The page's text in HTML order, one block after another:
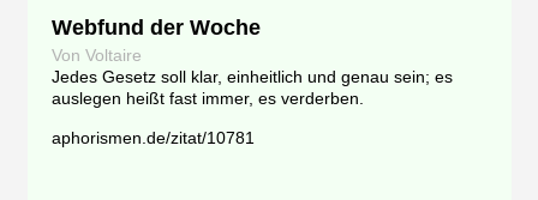
Webfund der Woche
Von Voltaire
Jedes Gesetz soll klar, einheitlich und genau sein; es
auslegen heißt fast immer, es verderben.
aphorismen.de/zitat/10781